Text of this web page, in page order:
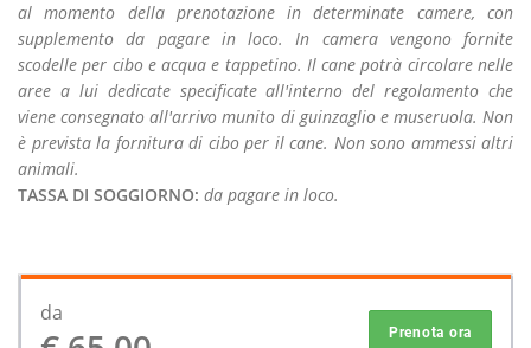
al momento della prenotazione in determinate camere, con
supplemento da pagare in loco. In camera vengono fornite
scodelle per cibo e acqua e tappetino. Il cane potrà circolare nelle
aree a lui dedicate specificate all'interno del regolamento che
viene consegnato all'arrivo munito di guinzaglio e museruola. Non
è prevista la fornitura di cibo per il cane. Non sono ammessi altri
animali.
TASSA DI SOGGIORNO: da pagare in loco.
da
Prenota ora